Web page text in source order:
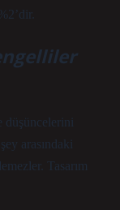
düşüncelerini
arasındaki
Tasarım